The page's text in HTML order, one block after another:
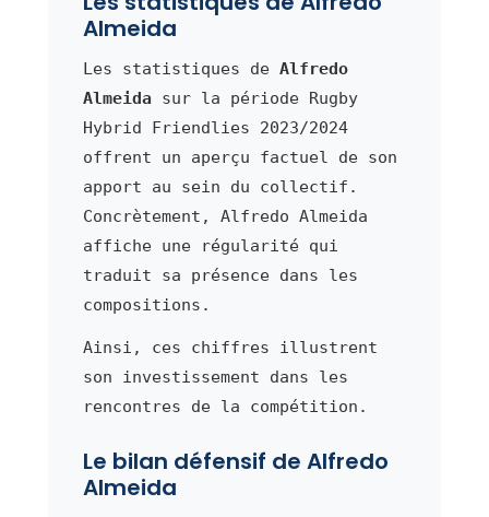
Almeida
Les statistiques de Alfredo
Almeida sur la période Rugby
Hybrid Friendlies 2023/2024
offrent un aperçu factuel de son
apport au sein du collectif.
Concrètement, Alfredo Almeida
affiche une régularité qui
traduit sa présence dans les
compositions.
Ainsi, ces chiffres illustrent
son investissement dans les
rencontres de la compétition.
Le bilan défensif de Alfredo
Almeida